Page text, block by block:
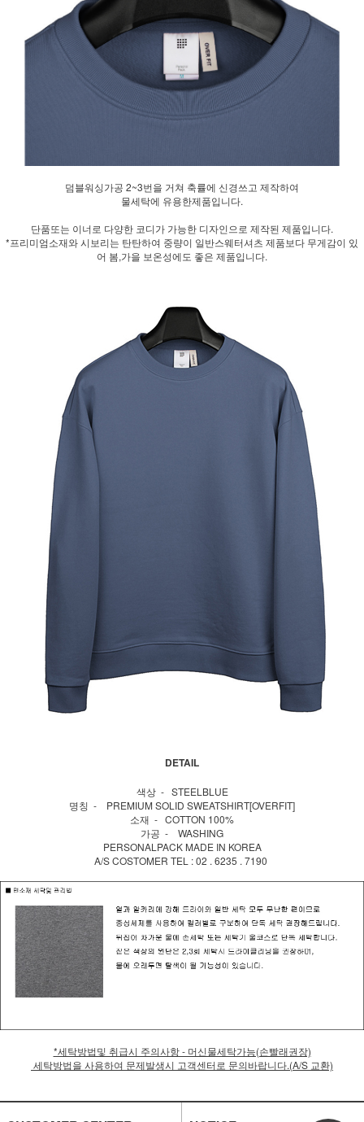
덤블워싱가공 2~3번을 거쳐 축률에 신경쓰고 제작하여
물세탁에 유용한제품입니다.
단품또는 이너로 다양한 코디가 가능한 디자인으로 제작된 제품입니다.
*프리미엄소재와 시보리는 탄탄하여 중량이 일반스웨터셔츠 제품보다 무게감이 있
어 봄,가을 보온성에도 좋은 제품입니다.
DETAIL
색상 - STEELBLUE
명칭 - PREMIUM SOLID SWEATSHIRT[OVERFIT]
소재 - COTTON 100%
가공 - WASHING
PERSONALPACK MADE IN KOREA
A/S COSTOMER TEL : 02 . 6235 . 7190
*세탁방법및 취급시 주의사항 - 머신물세탁가능(손빨래권장)
세탁방법을 사용하여 문제발생시 고객센터로 문의바랍니다.(A/S 교환)